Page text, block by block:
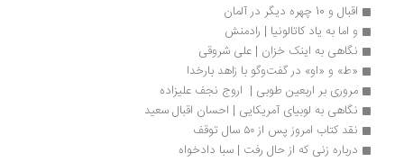
اقبال و 10 چهره دیگر در آلمان
و اما به یاد کاتالونیا | رادمنش
نگاهی به اینک خزان | علی شروقی
«ط» و «او» در گفت‌وگو با زاهد بارخدا
مروری بر اربعین طوبی |  اروج نجف علیزاده
نگاهی به لوبیای آمریکایی | احسان اقبال سعید
نقد کتاب امروز پس از ۵۰ سال توقف
درباره زنی که از حال رفت | سبا دادخواه